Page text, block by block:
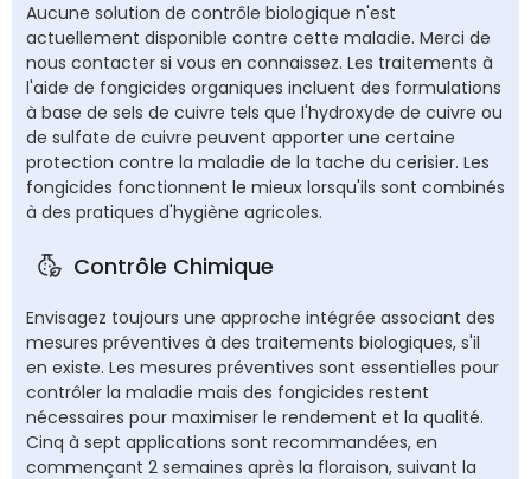
Aucune solution de contrôle biologique n'est
actuellement disponible contre cette maladie. Merci de
nous contacter si vous en connaissez. Les traitements à
l'aide de fongicides organiques incluent des formulations
à base de sels de cuivre tels que l'hydroxyde de cuivre ou
de sulfate de cuivre peuvent apporter une certaine
protection contre la maladie de la tache du cerisier. Les
fongicides fonctionnent le mieux lorsqu'ils sont combinés
à des pratiques d'hygiène agricoles.
Contrôle Chimique
Envisagez toujours une approche intégrée associant des
mesures préventives à des traitements biologiques, s'il
en existe. Les mesures préventives sont essentielles pour
contrôler la maladie mais des fongicides restent
nécessaires pour maximiser le rendement et la qualité.
Cinq à sept applications sont recommandées, en
commençant 2 semaines après la floraison, suivant la